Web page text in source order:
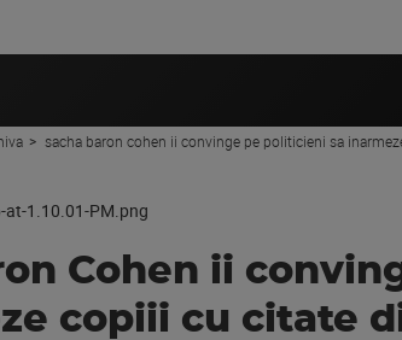
sacha baron cohen ii convinge pe politicieni sa
Cohen ii
copiii cu citate